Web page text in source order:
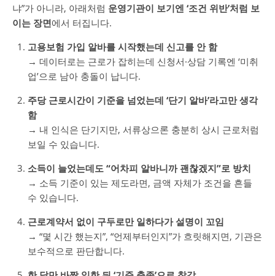
냐”가 아니라, 아래처럼 운영기관이 보기엔 ‘조건 위반’처럼 보
이는 장면에서 터집니다.
고용보험 가입 알바를 시작했는데 신고를 안 함
→ 데이터로는 근로가 잡히는데 신청서·상담 기록엔 ‘미취
업’으로 남아 충돌이 납니다.
주당 근로시간이 기준을 넘었는데 ‘단기 알바’라고만 생각
함
→ 내 인식은 단기지만, 서류상으론 충분히 상시 근로처럼
보일 수 있습니다.
소득이 늘었는데도 “어차피 알바니까 괜찮겠지”로 방치
→ 소득 기준이 있는 제도라면, 금액 자체가 조건을 흔들
수 있습니다.
근로계약서 없이 구두로만 일하다가 설명이 꼬임
→ “몇 시간 했는지”, “언제부터인지”가 흐릿해지면, 기관은
보수적으로 판단합니다.